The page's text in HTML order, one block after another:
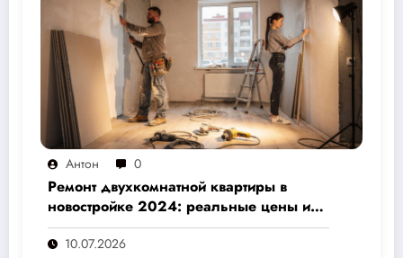
Антон 0
Ремонт двухкомнатной квартиры в
новостройке 2024: реальные цены и
скрытые расходы, которые вам не
назовут подрядчики
10.07.2026